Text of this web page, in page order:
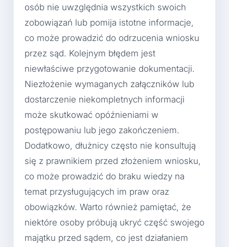
osób nie uwzględnia wszystkich swoich
zobowiązań lub pomija istotne informacje,
co może prowadzić do odrzucenia wniosku
przez sąd. Kolejnym błędem jest
niewłaściwe przygotowanie dokumentacji.
Niezłożenie wymaganych załączników lub
dostarczenie niekompletnych informacji
może skutkować opóźnieniami w
postępowaniu lub jego zakończeniem.
Dodatkowo, dłużnicy często nie konsultują
się z prawnikiem przed złożeniem wniosku,
co może prowadzić do braku wiedzy na
temat przysługujących im praw oraz
obowiązków. Warto również pamiętać, że
niektóre osoby próbują ukryć część swojego
majątku przed sądem, co jest działaniem